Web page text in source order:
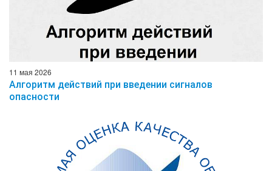
11 мая 2026
Алгоритм действий при введении сигналов
опасности